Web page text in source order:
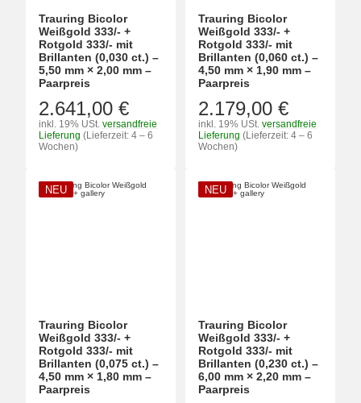
Trauring Bicolor
Weißgold 333/- +
Rotgold 333/- mit
Brillanten (0,030 ct.) –
5,50 mm × 2,00 mm –
Paarpreis
2.641,00 €
inkl. 19% USt. versandfreie
Lieferung (Lieferzeit: 4 – 6
Wochen)
Trauring Bicolor
Weißgold 333/- +
Rotgold 333/- mit
Brillanten (0,060 ct.) –
4,50 mm × 1,90 mm –
Paarpreis
2.179,00 €
inkl. 19% USt. versandfreie
Lieferung (Lieferzeit: 4 – 6
Wochen)
NEU
Trauring Bicolor
Weißgold 333/- +
Rotgold 333/- mit
Brillanten (0,075 ct.) –
4,50 mm × 1,80 mm –
Paarpreis
NEU
Trauring Bicolor
Weißgold 333/- +
Rotgold 333/- mit
Brillanten (0,230 ct.) –
6,00 mm × 2,20 mm –
Paarpreis